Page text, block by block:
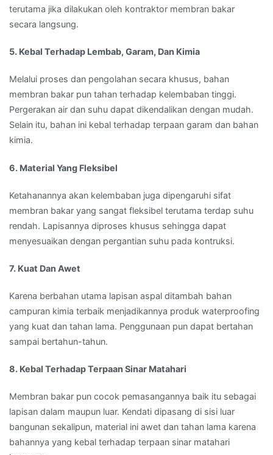
terutama jika dilakukan oleh kontraktor membran bakar
secara langsung.
5. Kebal Terhadap Lembab, Garam, Dan Kimia
Melalui proses dan pengolahan secara khusus, bahan
membran bakar pun tahan terhadap kelembaban tinggi.
Pergerakan air dan suhu dapat dikendalikan dengan mudah.
Selain itu, bahan ini kebal terhadap terpaan garam dan bahan
kimia.
6. Material Yang Fleksibel
Ketahanannya akan kelembaban juga dipengaruhi sifat
membran bakar yang sangat fleksibel terutama terdap suhu
rendah. Lapisannya diproses khusus sehingga dapat
menyesuaikan dengan pergantian suhu pada kontruksi.
7. Kuat Dan Awet
Karena berbahan utama lapisan aspal ditambah bahan
campuran kimia terbaik menjadikannya produk waterproofing
yang kuat dan tahan lama. Penggunaan pun dapat bertahan
sampai bertahun-tahun.
8. Kebal Terhadap Terpaan Sinar Matahari
Membran bakar pun cocok pemasangannya baik itu sebagai
lapisan dalam maupun luar. Kendati dipasang di sisi luar
bangunan sekalipun, material ini awet dan tahan lama karena
bahannya yang kebal terhadap terpaan sinar matahari